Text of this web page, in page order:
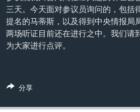
全球议题
环境
美国建国250周年
埃博拉疫情
美国之音专访
台海两岸关系
关注我们
其他语言网站
三天。今天面对参议员询问的，包括
提名的马蒂斯，以及得到中央情报局
两场听证目前还在进行之中。我们请
为大家进行点评。
分享